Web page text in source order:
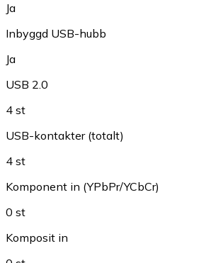
Ja
Inbyggd USB-hubb
Ja
USB 2.0
4 st
USB-kontakter (totalt)
4 st
Komponent in (YPbPr/YCbCr)
0 st
Komposit in